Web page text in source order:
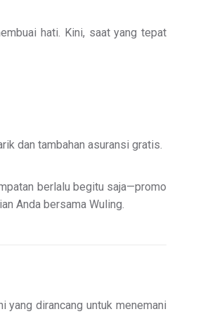
hati. Kini, saat yang tepat
dan tambahan asuransi gratis.
berlalu begitu saja—promo
Anda bersama Wuling.
yang dirancang untuk menemani